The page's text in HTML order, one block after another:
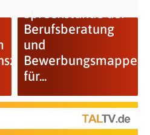
Berufsberatung
und
für...